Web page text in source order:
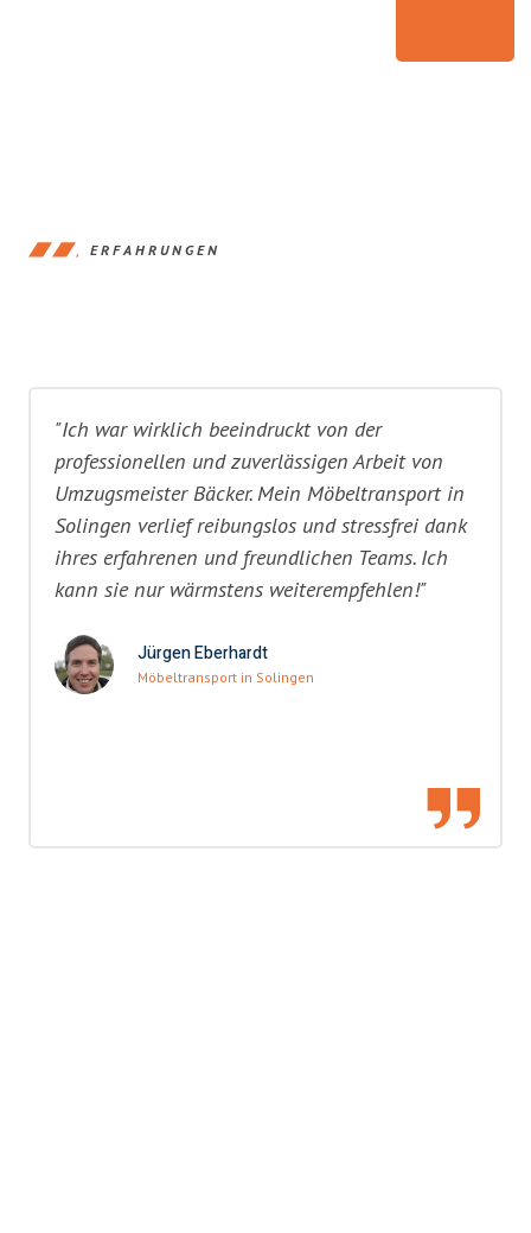
ERFAHRUNGEN
"Ich war wirklich beeindruckt von der
professionellen und zuverlässigen Arbeit von
Umzugsmeister Bäcker. Mein Möbeltransport in
Solingen verlief reibungslos und stressfrei dank
ihres erfahrenen und freundlichen Teams. Ich
kann sie nur wärmstens weiterempfehlen!"
Jürgen Eberhardt
Möbeltransport in Solingen